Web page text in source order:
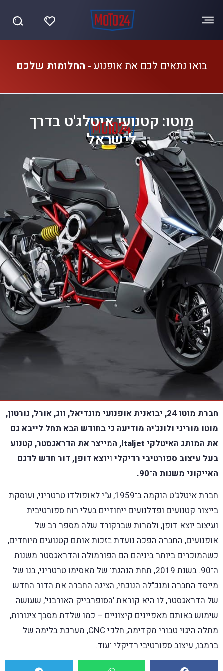
בואו נתאים לכם את אופנוע - החלומות שלכם
מוטו: קטנועי איטלג'ט בדרך
לישראל
חברת מוטו 24, יבואנית אופנועי מונדיאל, ווג, אורל, נורטון,
מוטו מוריני ולונג'יה מודיעה כי בחודש הבא תחל לייבא גם
את המותג האיטלקי Italjet, המייצר את הדראגסטר, קטנוע
בעל עיצוב ספורטיבי רדיקלי ויוצא דופן, דור חדש לדגם
האייקוני משנות ה־90.
חברת איטלג'ט הוקמה ב־1959, ע"י לאופולדו טרטריני, ועוסקת
בייצור קטנועים ופדלנועים ייחודיים בעלי רוח ספורטיבית
ועיצוב יוצא דופן, ולמרות שברקורד שלה מספר רב של
אופנועים, החברה הפכה נועדת בזכות אותם קטנועים מיוחדים,
כשהמוכרים ביותר ביניהם הם הפורמולה והדראגסטר משנות
ה־90. בשנת 2019, תחת הנהגתו של מאסימו טרטריני, בנו של
מייסד החברה ומנכ"לה הנוכחי, הציגה החברה את הדור החדש
של הדראגסטר, לו היא קוראת 'הסופרבייק האורבני', שעושה
שימוש באותם מאפיינים קיצוניים – כמו שלדת מסבך צינורות,
מתלה היגוי טבורי מקדימה, חלקי CNC, מערכת בלימה של
ברמבו, עיצוב ספורטיבי רדיקלי ועוד.